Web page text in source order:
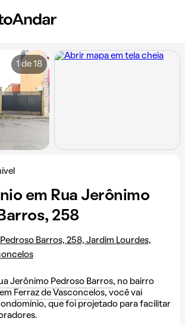
em Rua Jerônimo
258
Barros, 258, Jardim Lourdes,
Jerônimo Pedroso Barros, no bairro
Ferraz de Vasconcelos, você vai
que foi projetado para facilitar
1 de 18